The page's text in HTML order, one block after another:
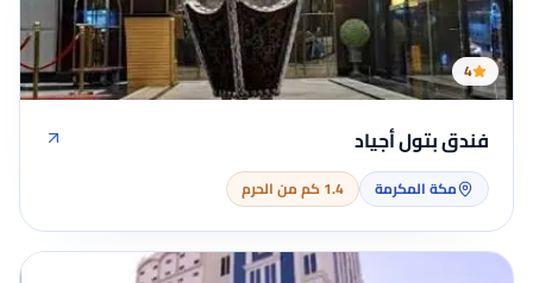
4
فندق بتول أجياد
مكة المكرمة 1.4 كم من الحرم